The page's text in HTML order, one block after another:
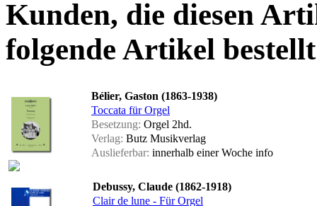
Kunden, die diesen
folgende Artikel
Bélier, Gaston (1863-1938)
Toccata für Orgel
Besetzung: Orgel 2hd.
Verlag: Butz Musikverlag
Auslieferbar: innerhalb einer Woche info
Debussy, Claude (1862-1918)
Clair de lune - Für Orgel